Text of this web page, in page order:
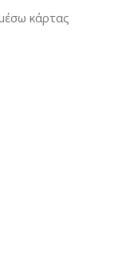
κάρτας